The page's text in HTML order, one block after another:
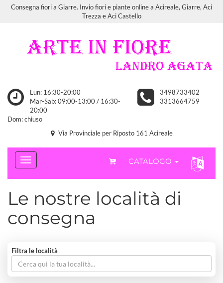
Consegna fiori a Giarre. Invio fiori e piante online a Acireale, Giarre, Aci
Trezza e Aci Castello
Lun: 16:30-20:00
Mar-Sab: 09:00-13:00 / 16:30-
20:00
Dom: chiuso
3498733402
3313664759
Via Provinciale per Riposto 161 Acireale
CATALOGO
Le nostre località di
consegna
Filtra le località